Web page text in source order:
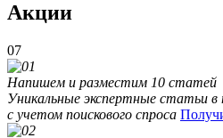
Акции
07
Напишем и разместим 10 статей
Уникальные экспертные статьи в
с учетом поискового спроса